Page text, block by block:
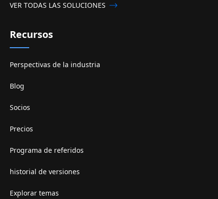
VER TODAS LAS SOLUCIONES
Recursos
Perspectivas de la industria
Blog
Socios
Precios
Programa de referidos
historial de versiones
Explorar temas